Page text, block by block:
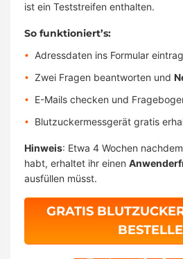
ist ein Teststreifen enthalten.
So funktioniert’s:
Adressdaten ins Formular
Zwei Fragen beantworten und
E-Mails checken und
Blutzuckermessgerät gratis
Hinweis: Etwa 4 Wochen
habt, erhaltet ihr einen
ausfüllen müsst.
GRATIS